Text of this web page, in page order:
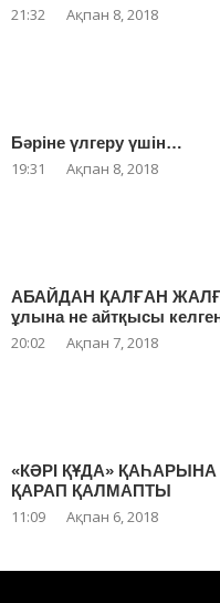
21:32 Ақпан 8, 2018
Бәріне үлгеру үшін…
19:31 Ақпан 8, 2018
АБАЙДАН ҚАЛҒАН
ұлына не айтқысы
20:02 Ақпан 7, 2018
«КӘРІ ҚҰДА»
ҚАРАП ҚАЛМАПТЫ
11:09 Ақпан 6, 2018